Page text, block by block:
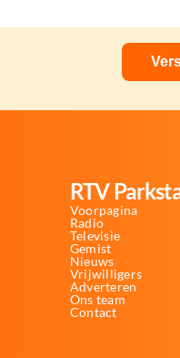
RTV
Voorpagina
Radio
Televisie
Gemist
Nieuws
Vrijwilligers
Adverteren
Ons team
Contact